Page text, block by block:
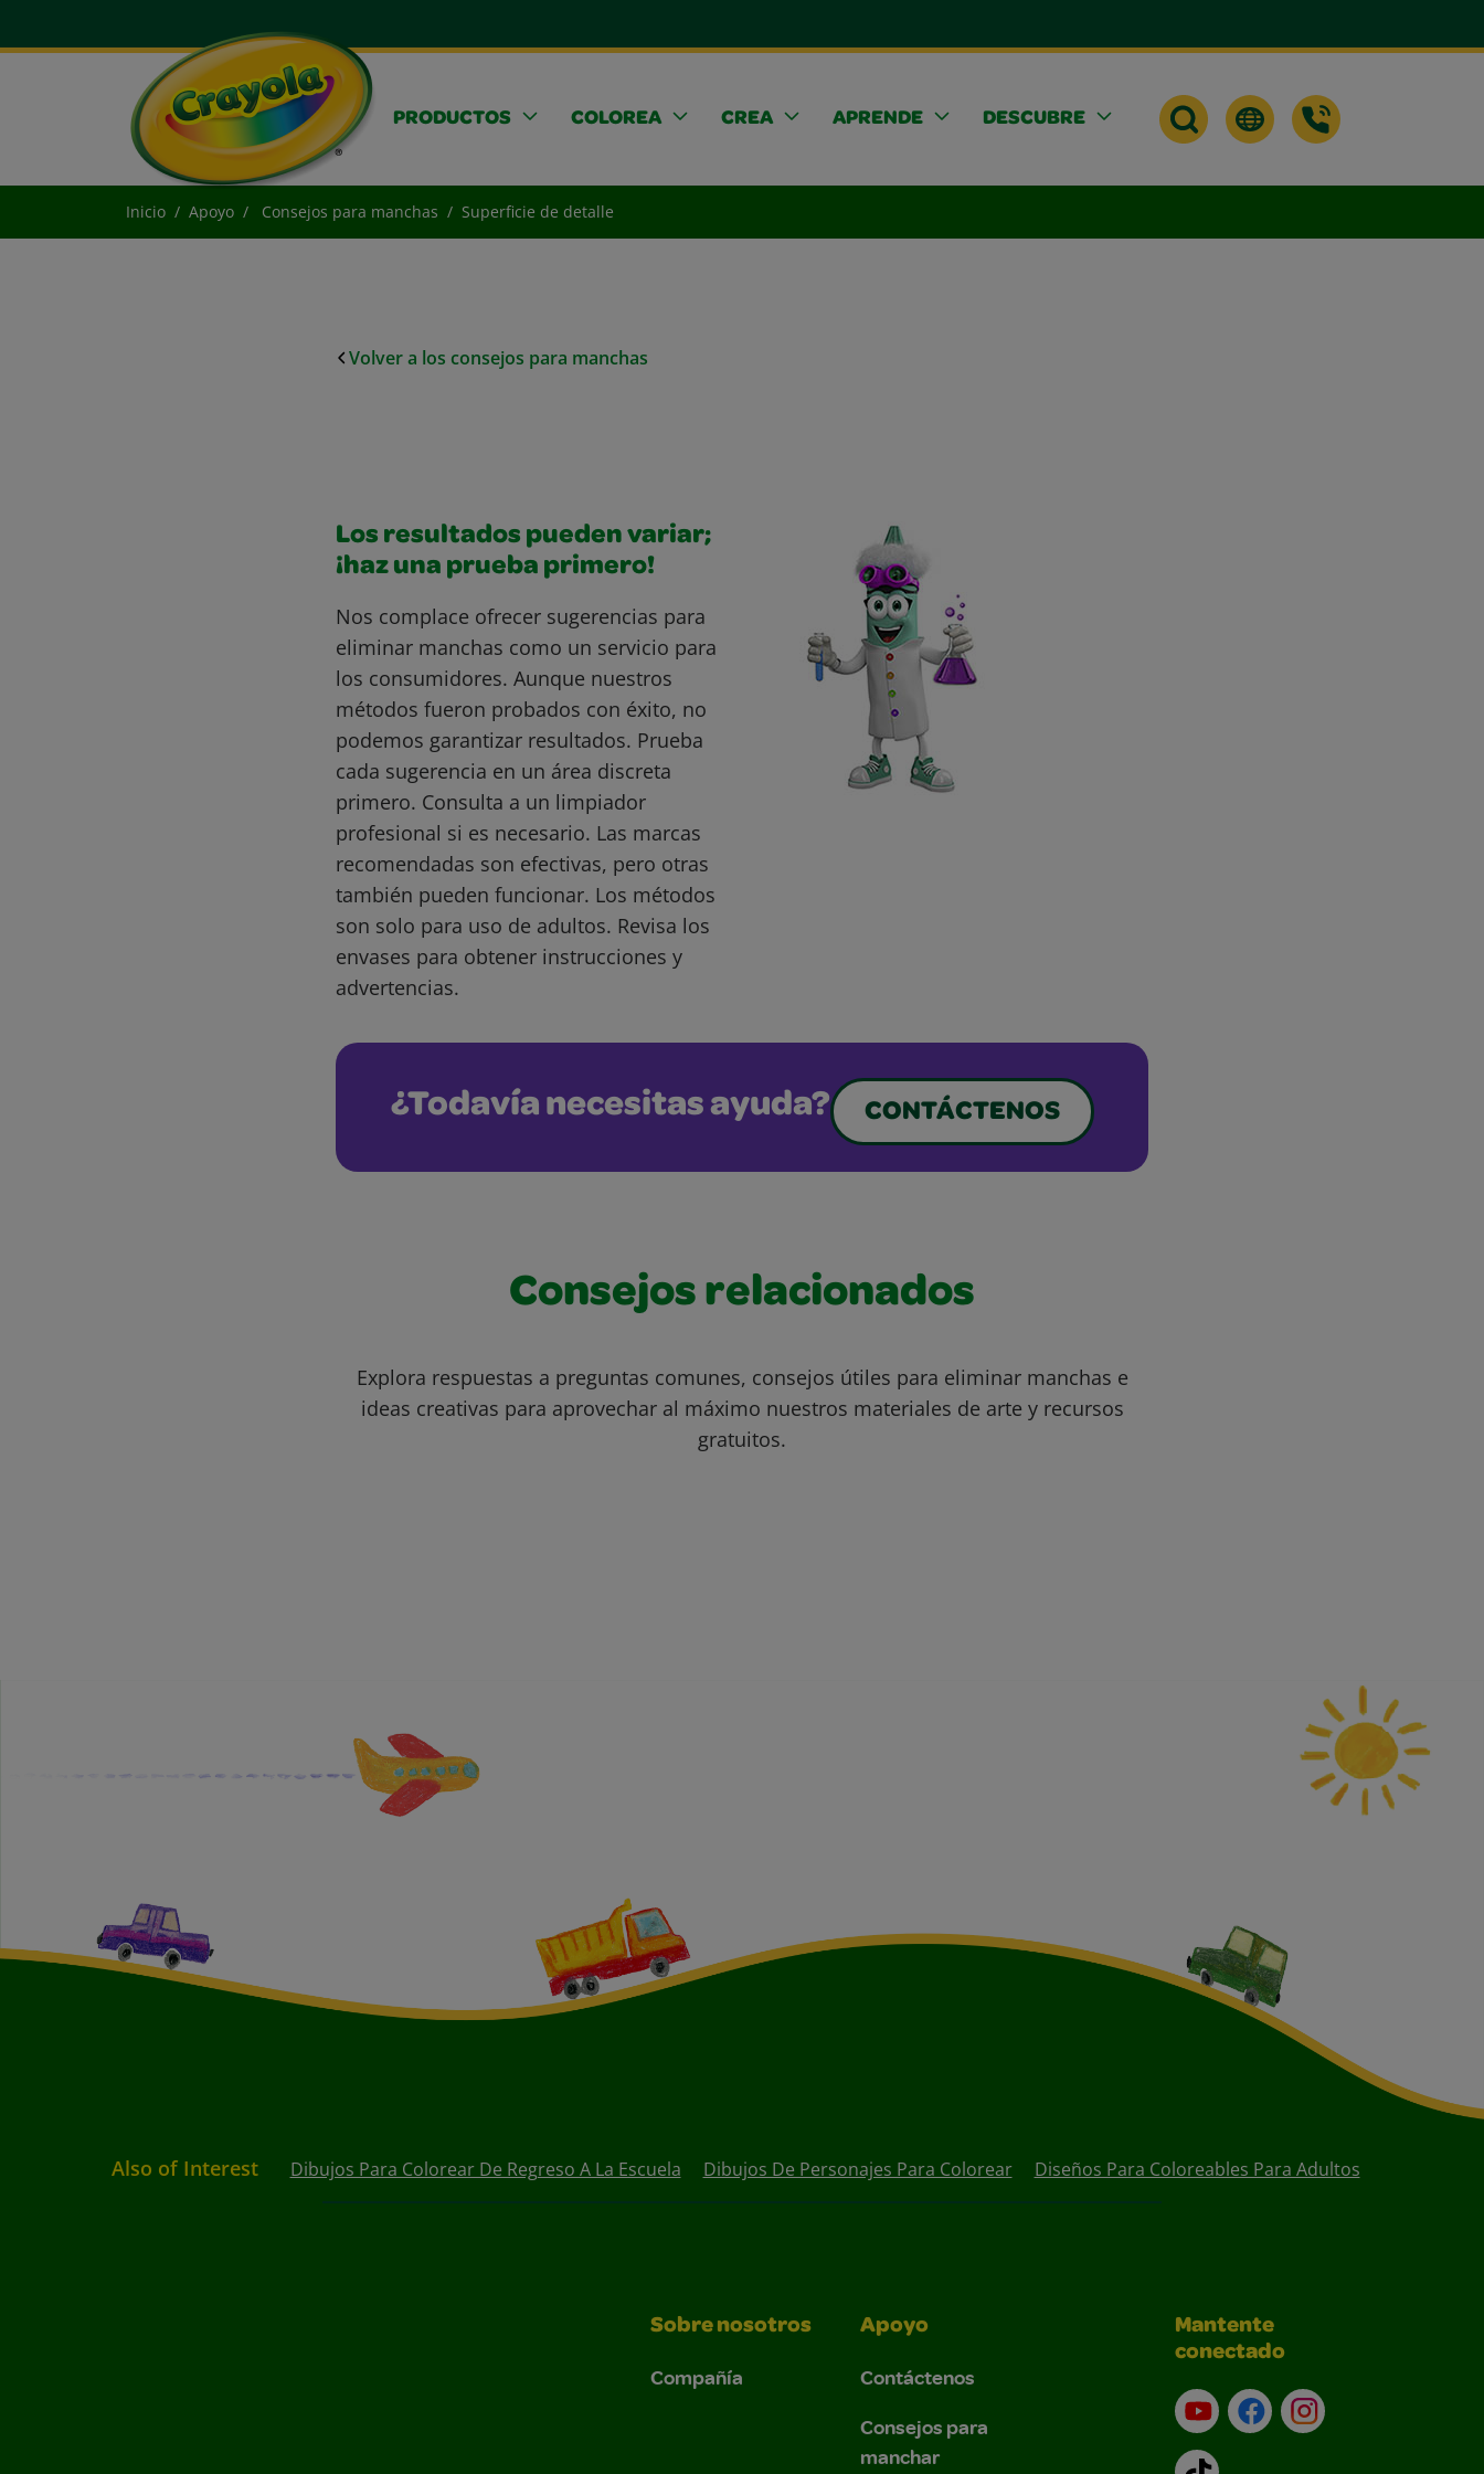
PRODUCTOS COLOREA CREA APRENDE DESCUBRE
Inicio Apoyo Consejos para manchas Superficie de detalle
Volver a los consejos para manchas
Los resultados pueden variar;
¡haz una prueba primero!
Nos complace ofrecer sugerencias para
eliminar manchas como un servicio para
los consumidores. Aunque nuestros
métodos fueron probados con éxito, no
podemos garantizar resultados. Prueba
cada sugerencia en un área discreta
primero. Consulta a un limpiador
profesional si es necesario. Las marcas
recomendadas son efectivas, pero otras
también pueden funcionar. Los métodos
son solo para uso de adultos. Revisa los
envases para obtener instrucciones y
advertencias.
¿Todavía necesitas ayuda? CONTÁCTENOS
Consejos relacionados
Explora respuestas a preguntas comunes, consejos útiles para eliminar manchas e
ideas creativas para aprovechar al máximo nuestros materiales de arte y recursos
gratuitos.
Also of Interest Dibujos Para Colorear De Regreso A La Escuela Dibujos De Personajes Para Colorear Diseños Para Coloreables Para Adultos
Sobre nosotros
Compañía
Apoyo
Contáctenos
Consejos para
manchar
Mantente
conectado
YouTube (en inglés)
Facebook (en inglés)
Instagram (en
TikTok